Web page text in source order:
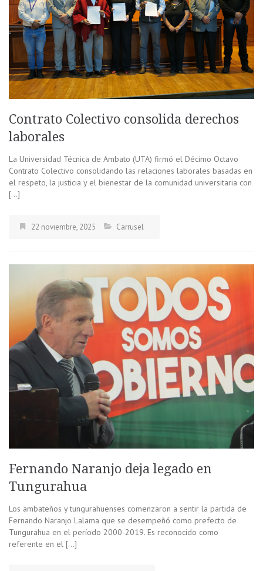
Contrato Colectivo consolida derechos
laborales
La Universidad Técnica de Ambato (UTA) firmó el Décimo Octavo
Contrato Colectivo consolidando las relaciones laborales basadas en
el respeto, la justicia y el bienestar de la comunidad universitaria con
[…]
22 noviembre, 2025 Carrusel
Fernando Naranjo deja legado en
Tungurahua
Los ambateños y tungurahuenses comenzaron a sentir la partida de
Fernando Naranjo Lalama que se desempeñó como prefecto de
Tungurahua en el período 2000-2019. Es reconocido como
referente en el […]